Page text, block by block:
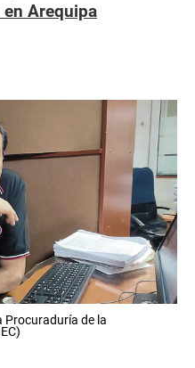
Arequipa
Procuraduría de la